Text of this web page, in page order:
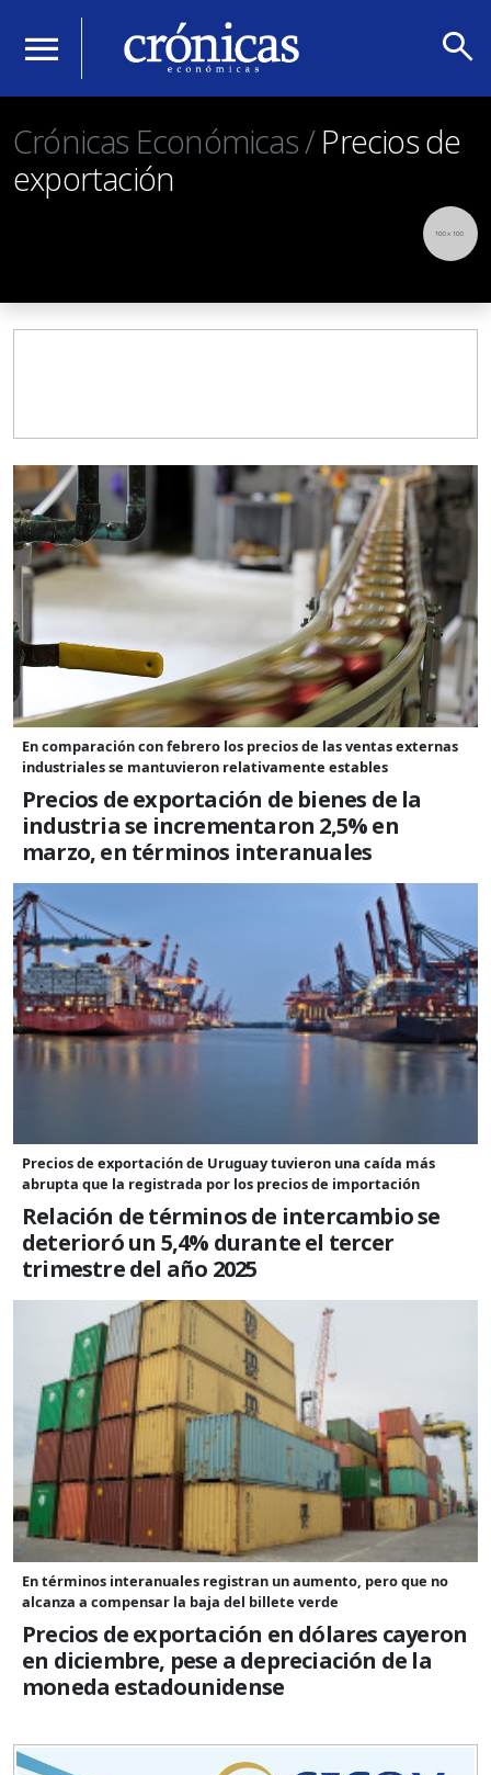
menu search
Crónicas Económicas /Precios de
exportación
En comparación con febrero los precios de las ventas externas
industriales se mantuvieron relativamente estables
Precios de exportación de bienes de la
industria se incrementaron 2,5% en
marzo, en términos interanuales
Precios de exportación de Uruguay tuvieron una caída más
abrupta que la registrada por los precios de importación
Relación de términos de intercambio se
deterioró un 5,4% durante el tercer
trimestre del año 2025
En términos interanuales registran un aumento, pero que no
alcanza a compensar la baja del billete verde
Precios de exportación en dólares cayeron
en diciembre, pese a depreciación de la
moneda estadounidense